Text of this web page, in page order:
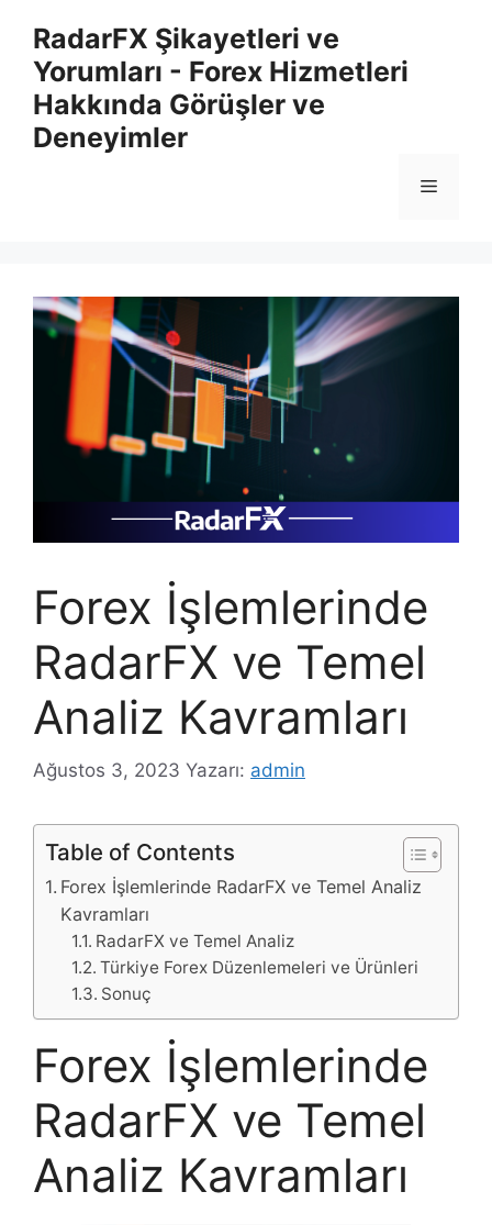
RadarFX Şikayetleri ve
Yorumları - Forex Hizmetleri
Hakkında Görüşler ve
Deneyimler
Menü
Forex İşlemlerinde
RadarFX ve Temel
Analiz Kavramları
Ağustos 3, 2023 Yazarı: admin
Table of Contents
Forex İşlemlerinde RadarFX ve Temel Analiz
Kavramları
RadarFX ve Temel Analiz
Türkiye Forex Düzenlemeleri ve Ürünleri
Sonuç
Forex İşlemlerinde
RadarFX ve Temel
Analiz Kavramları